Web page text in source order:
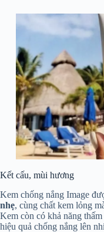
Kết cấu, mùi hương
Kem chống nắng Image
nhẹ, cùng chất kem lỏng
Kem còn có khả năng
hiệu quả chống nắng lên